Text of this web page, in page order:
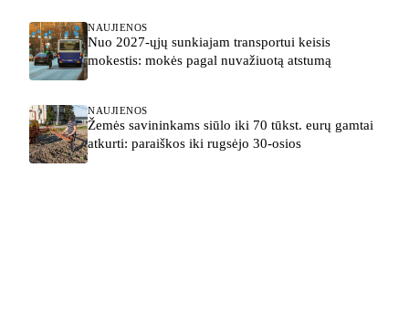
NAUJIENOS
Nuo 2027-ųjų sunkiajam transportui keisis
mokestis: mokės pagal nuvažiuotą atstumą
NAUJIENOS
Žemės savininkams siūlo iki 70 tūkst. eurų gamtai
atkurti: paraiškos iki rugsėjo 30-osios